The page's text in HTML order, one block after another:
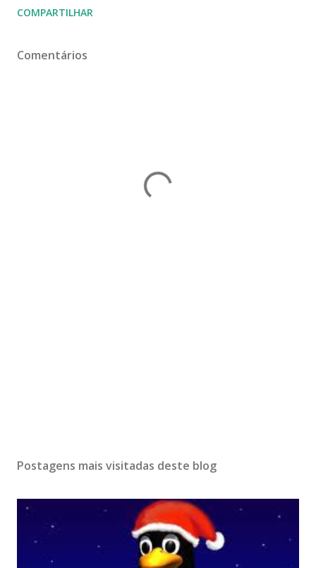
COMPARTILHAR
Comentários
Postagens mais visitadas deste blog